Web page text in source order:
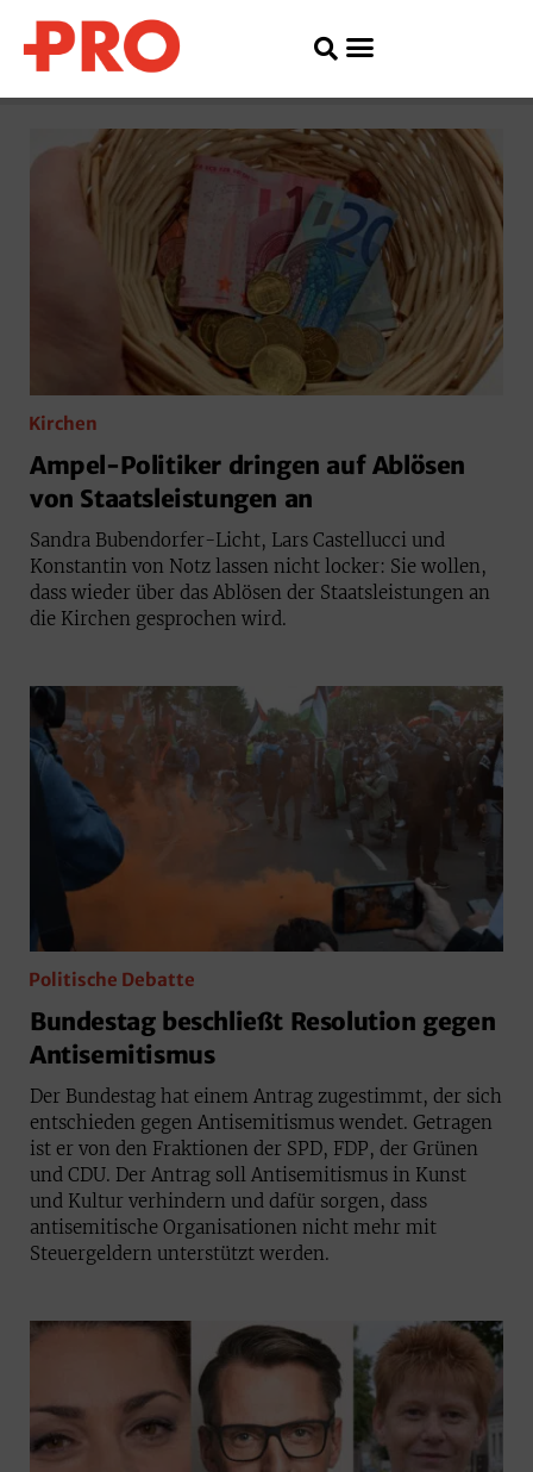
Kirchen
Ampel-Politiker dringen auf Ablösen
von Staatsleistungen an
Sandra Bubendorfer-Licht, Lars Castellucci und
Konstantin von Notz lassen nicht locker: Sie wollen,
dass wieder über das Ablösen der Staatsleistungen an
die Kirchen gesprochen wird.
Politische Debatte
Bundestag beschließt Resolution gegen
Antisemitismus
Der Bundestag hat einem Antrag zugestimmt, der sich
entschieden gegen Antisemitismus wendet. Getragen
ist er von den Fraktionen der SPD, FDP, der Grünen
und CDU. Der Antrag soll Antisemitismus in Kunst
und Kultur verhindern und dafür sorgen, dass
antisemitische Organisationen nicht mehr mit
Steuergeldern unterstützt werden.